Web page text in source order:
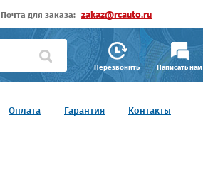
Почта для заказа: zakaz@rcauto.ru
Перезвонить Написать нам
Оплата Гарантия Контакты